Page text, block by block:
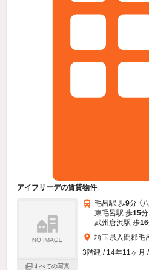
アイフリーデの賃貸物件
すべての写真
毛呂駅 歩9分 （
東毛呂駅 歩15分
武州唐沢駅 歩16
埼玉県入間郡毛
3階建 / 14年11ヶ月